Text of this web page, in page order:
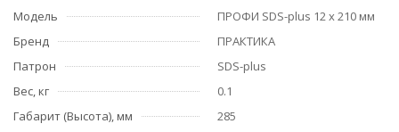
Модель
ПРОФИ SDS-plus 12 х 210 мм
Бренд
ПРАКТИКА
Патрон
SDS-plus
Вес, кг
0.1
Габарит (Высота), мм
285